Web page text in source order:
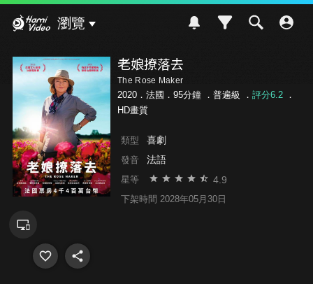
瀏覽
老娘撩落去
The Rose Maker
2020．法國．95分鐘 ． 普遍級 ． 評分6.2．
HD畫質
類型 喜劇
發音 法語
星等 4.9
下架時間 2028年05月30日